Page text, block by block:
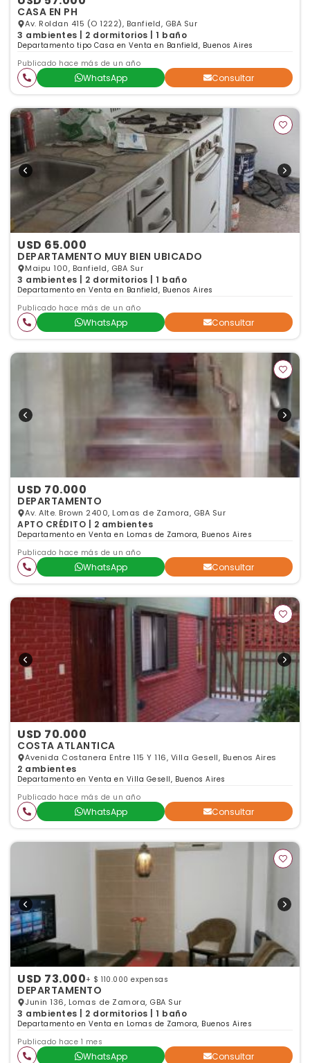
CASA EN PH
Av. Roldan 415 (O 1222), Banfield, GBA Sur
3 ambientes | 2 dormitorios | 1 baño
Departamento tipo Casa en Venta en Banfield, Buenos Aires
Publicado hace más de un año
WhatsApp Consultar
USD 65.000
DEPARTAMENTO MUY BIEN UBICADO
Maipu 100, Banfield, GBA Sur
3 ambientes | 2 dormitorios | 1 baño
Departamento en Venta en Banfield, Buenos Aires
Publicado hace más de un año
WhatsApp Consultar
USD 70.000
DEPARTAMENTO
Av. Alte. Brown 2400, Lomas de Zamora, GBA Sur
APTO CRÉDITO | 2 ambientes
Departamento en Venta en Lomas de Zamora, Buenos Aires
Publicado hace más de un año
WhatsApp Consultar
USD 70.000
COSTA ATLANTICA
Avenida Costanera Entre 115 Y 116, Villa Gesell, Buenos Aires
2 ambientes
Departamento en Venta en Villa Gesell, Buenos Aires
Publicado hace más de un año
WhatsApp Consultar
USD 73.000+ $ 110.000 expensas
DEPARTAMENTO
Junin 136, Lomas de Zamora, GBA Sur
3 ambientes | 2 dormitorios | 1 baño
Departamento en Venta en Lomas de Zamora, Buenos Aires
Publicado hace 1 mes
WhatsApp Consultar